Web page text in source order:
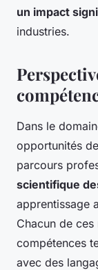
un impact
industries.
Dans le
opportunités
parcours
scientifique
apprentissage
Chacun de
compétences
avec des